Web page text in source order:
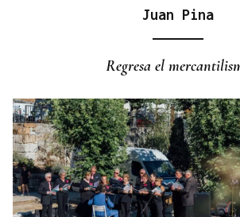
distancia de asturiano y eonaviego
Juan Pina
Regresa el